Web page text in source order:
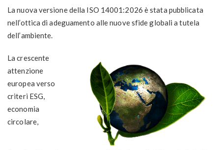
La nuova versione della ISO 14001:2026 è stata pubblicata
nell’ottica di adeguamento alle nuove sfide globali a tutela
dell’ambiente.
La crescente
attenzione
europea verso
criteri ESG,
economia
circolare,